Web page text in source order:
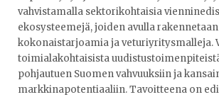
vahvistamalla sektorikohtaisia
ekosysteemejä, joiden avulla rakennetaan
kokonaistarjoamia ja veturiyritysmalleja.
toimialakohtaisista
pohjautuen Suomen vahvuuksiin ja
markkinapotentiaaliin. Tavoitteena on